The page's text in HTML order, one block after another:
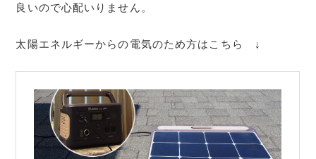
良いので心配いりません。
太陽エネルギーからの電気のため方はこちら ↓